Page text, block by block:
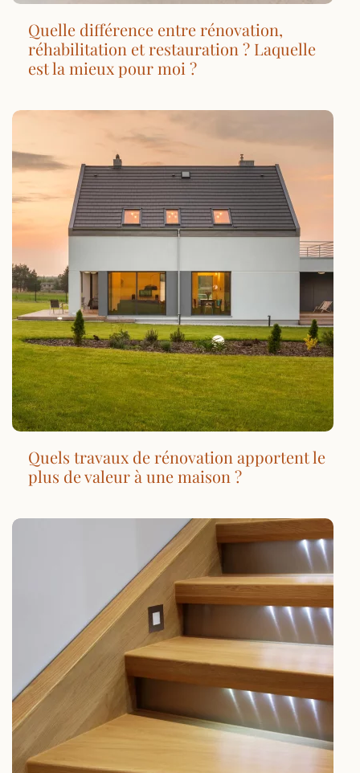
Quelle différence entre rénovation,
réhabilitation et restauration ? Laquelle
est la mieux pour moi ?
Quels travaux de rénovation apportent le
plus de valeur à une maison ?